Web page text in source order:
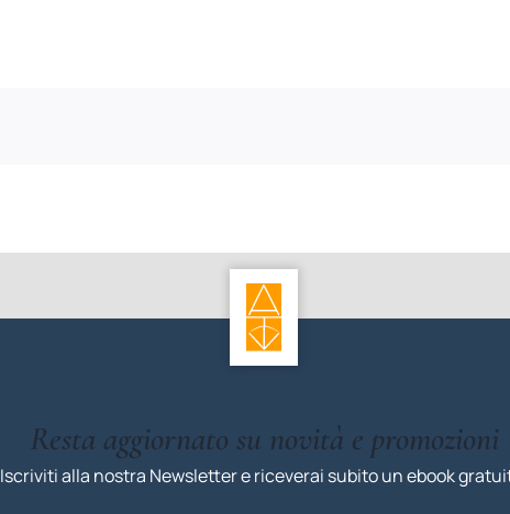
Resta aggiornato su novità e promozioni
Iscriviti alla nostra Newsletter e riceverai subito un ebook